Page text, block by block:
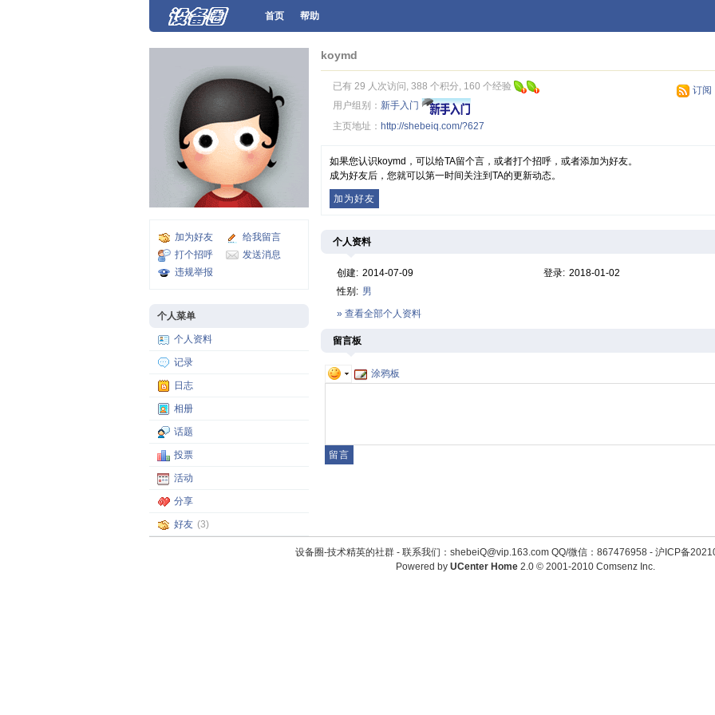
首页 帮助
加为好友
给我留言
打个招呼
发送消息
违规举报
个人菜单
个人资料
记录
日志
相册
话题
投票
活动
分享
好友 (3)
koymd
订阅
已有 29 人次访问, 388 个积分, 160 个经验
用户组别： 新手入门
主页地址： http://shebeiq.com/?627
如果您认识koymd，可以给TA留个言，或者打个招呼，或者添加为好友。
成为好友后，您就可以第一时间关注到TA的更新动态。
加为好友
个人资料
创建: 2014-07-09 登录: 2018-01-02
性别: 男
» 查看全部个人资料
留言板
涂鸦板
设备圈-技术精英的社群 - 联系我们：shebeiQ@vip.163.com QQ/微信：867476958- 沪ICP备
Powered by UCenter Home 2.0© 2001-2010 Comsenz Inc.